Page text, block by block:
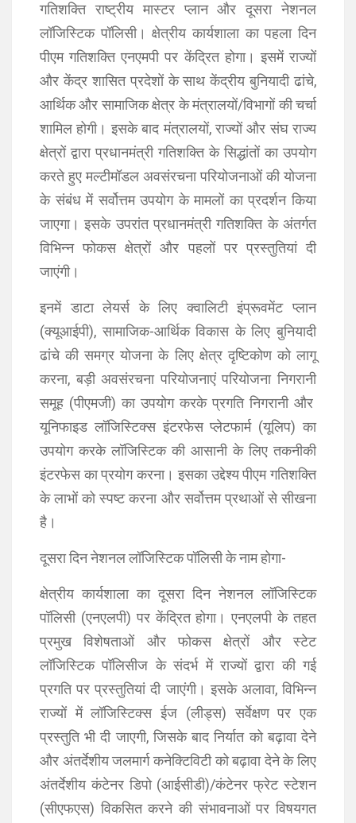
गतिशक्ति राष्ट्रीय मास्टर प्लान और दूसरा नेशनल
लॉजिस्टिक पॉलिसी। क्षेत्रीय कार्यशाला का पहला दिन
पीएम गतिशक्ति एनएमपी पर केंद्रित होगा। इसमें राज्यों
और केंद्र शासित प्रदेशों के साथ केंद्रीय बुनियादी ढांचे,
आर्थिक और सामाजिक क्षेत्र के मंत्रालयों/विभागों की चर्चा
शामिल होगी। इसके बाद मंत्रालयों, राज्यों और संघ राज्य
क्षेत्रों द्वारा प्रधानमंत्री गतिशक्ति के सिद्धांतों का उपयोग
करते हुए मल्टीमॉडल अवसंरचना परियोजनाओं की योजना
के संबंध में सर्वोत्तम उपयोग के मामलों का प्रदर्शन किया
जाएगा। इसके उपरांत प्रधानमंत्री गतिशक्ति के अंतर्गत
विभिन्न फोकस क्षेत्रों और पहलों पर प्रस्तुतियां दी
जाएंगी।
इनमें डाटा लेयर्स के लिए क्वालिटी इंप्रूवमेंट प्लान
(क्यूआईपी), सामाजिक-आर्थिक विकास के लिए बुनियादी
ढांचे की समग्र योजना के लिए क्षेत्र दृष्टिकोण को लागू
करना, बड़ी अवसंरचना परियोजनाएं परियोजना निगरानी
समूह (पीएमजी) का उपयोग करके प्रगति निगरानी और
यूनिफाइड लॉजिस्टिक्स इंटरफेस प्लेटफार्म (यूलिप) का
उपयोग करके लॉजिस्टिक की आसानी के लिए तकनीकी
इंटरफेस का प्रयोग करना। इसका उद्देश्य पीएम गतिशक्ति
के लाभों को स्पष्ट करना और सर्वोत्तम प्रथाओं से सीखना
है।
दूसरा दिन नेशनल लॉजिस्टिक पॉलिसी के नाम होगा-
क्षेत्रीय कार्यशाला का दूसरा दिन नेशनल लॉजिस्टिक
पॉलिसी (एनएलपी) पर केंद्रित होगा। एनएलपी के तहत
प्रमुख विशेषताओं और फोकस क्षेत्रों और स्टेट
लॉजिस्टिक पॉलिसीज के संदर्भ में राज्यों द्वारा की गई
प्रगति पर प्रस्तुतियां दी जाएंगी। इसके अलावा, विभिन्न
राज्यों में लॉजिस्टिक्स ईज (लीड्स) सर्वेक्षण पर एक
प्रस्तुति भी दी जाएगी, जिसके बाद निर्यात को बढ़ावा देने
और अंतर्देशीय जलमार्ग कनेक्टिविटी को बढ़ावा देने के लिए
अंतर्देशीय कंटेनर डिपो (आईसीडी)/कंटेनर फ्रेट स्टेशन
(सीएफएस) विकसित करने की संभावनाओं पर विषयगत